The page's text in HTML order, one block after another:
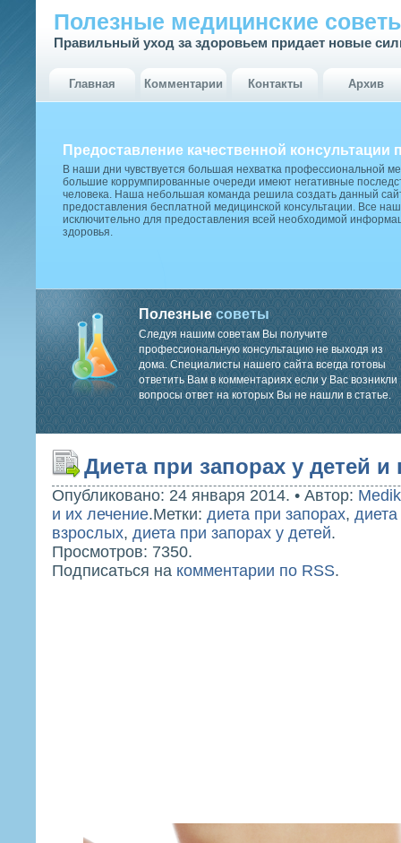
Полезные медицинские
Правильный уход за здоровьем придает новые
Главная Комментарии Контакты Архив
Предоставление качественной консультации
В наши дни чувствуется большая нехватка профессиональной
большие коррумпированные очереди имеют негативные
человека. Наша небольшая команда решила создать данный
предоставления бесплатной медицинской консультации. Все
исключительно для предоставления всей необходимой
здоровья.
Полезныесоветы
Следуя нашим советам Вы получите
профессиональную консультацию не выходя из
дома. Специалисты нашего сайта всегда готовы
ответить Вам в комментариях если у Вас возникли
вопросы ответ на которых Вы не нашли в статье.
Диета при запорах у детей
Опубликовано: 24 января 2014. • Автор: Medik
и их лечение.Метки: диета при запорах,
взрослых, диета при запорах у детей.
Просмотров: 7350.
Подписаться на комментарии по RSS.